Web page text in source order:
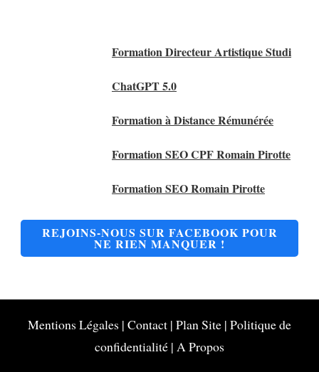
Formation Directeur Artistique Studi
ChatGPT 5.0
Formation à Distance Rémunérée
Formation SEO CPF Romain Pirotte
Formation SEO Romain Pirotte
REJOINS-NOUS SUR FACEBOOK POUR
NE RIEN MANQUER !
Mentions Légales | Contact | Plan Site | Politique de
confidentialité | A Propos